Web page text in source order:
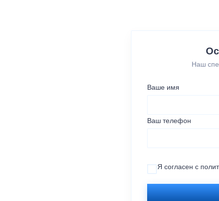
Наш
Ваше имя
Ваш телефон
Я согласен с